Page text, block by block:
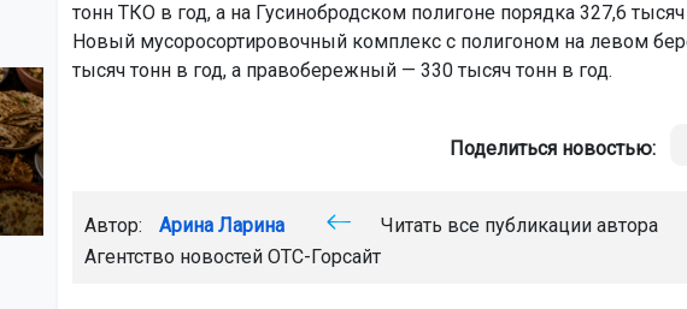
тонн ТКО в год, а на Гусинобродском полигоне порядка 327,6
Новый мусоросортировочный комплекс с полигоном на левом
тысяч тонн в год, а правобережный — 330 тысяч тонн в год.
Поделиться новостью:
Автор: Арина Ларина
Читать все публикации автора
Агентство новостей ОТС-Горсайт